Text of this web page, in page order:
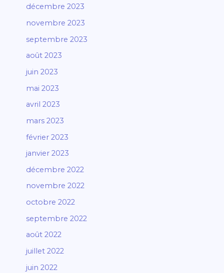
décembre 2023
novembre 2023
septembre 2023
août 2023
juin 2023
mai 2023
avril 2023
mars 2023
février 2023
janvier 2023
décembre 2022
novembre 2022
octobre 2022
septembre 2022
août 2022
juillet 2022
juin 2022